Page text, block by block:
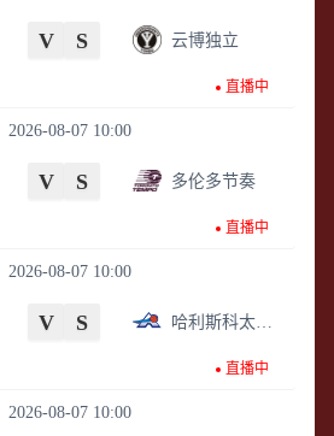
V S 云博独立
直播中
2026-08-07 10:00
V S 多伦多节奏
直播中
2026-08-07 10:00
V S
直播中
2026-08-07 10:00